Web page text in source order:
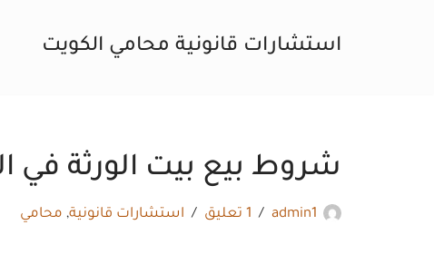
استشارات قانونية محامي الكويت
شروط بيع بيت الورثة في
admin1 1 تعليق استشارات قانونية, محامي